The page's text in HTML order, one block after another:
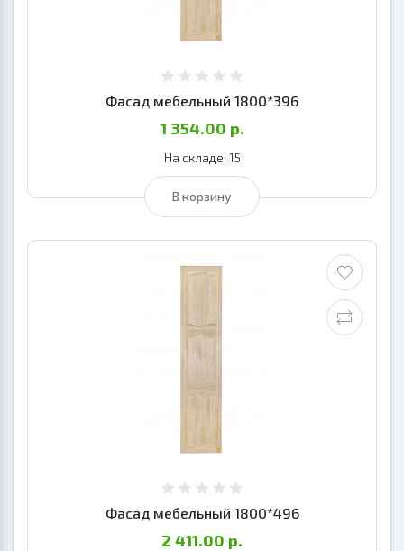
Фасад мебельный 1800*396
1 354.00 р.
На складе: 15
В корзину
Фасад мебельный 1800*496
2 411.00 р.